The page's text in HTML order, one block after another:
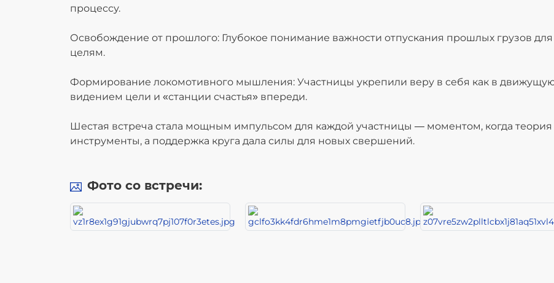
процессу.
Освобождение от прошлого: Глубокое понимание важности отпускания прошлых грузов
целям.
Формирование локомотивного мышления: Участницы укрепили веру в себя как в
видением цели и «станции счастья» впереди.
Шестая встреча стала мощным импульсом для каждой участницы — моментом, когда теория
инструменты, а поддержка круга дала силы для новых свершений.
Фото со встречи: